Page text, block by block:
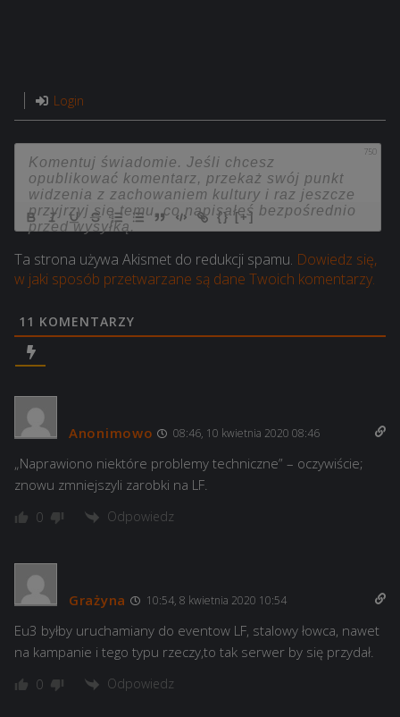
Login
750
{} [+]
Ta strona używa Akismet do redukcji spamu. Dowiedz się,
w jaki sposób przetwarzane są dane Twoich komentarzy.
11 KOMENTARZY
Anonimowo 08:46, 10 kwietnia 2020 08:46
„Naprawiono niektóre problemy techniczne” – oczywiście;
znowu zmniejszyli zarobki na LF.
0 Odpowiedz
Grażyna 10:54, 8 kwietnia 2020 10:54
Eu3 byłby uruchamiany do eventow LF, stalowy łowca, nawet
na kampanie i tego typu rzeczy,to tak serwer by się przydał.
0 Odpowiedz